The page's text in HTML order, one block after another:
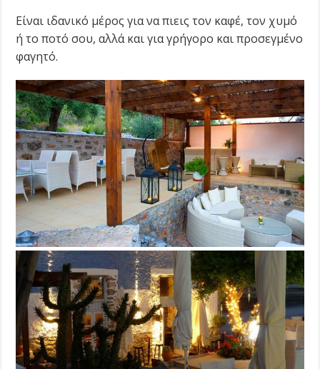
Είναι ιδανικό μέρος για να πιεις τον καφέ, τον χυμό
ή το ποτό σου, αλλά και για γρήγορο και προσεγμένο
φαγητό.